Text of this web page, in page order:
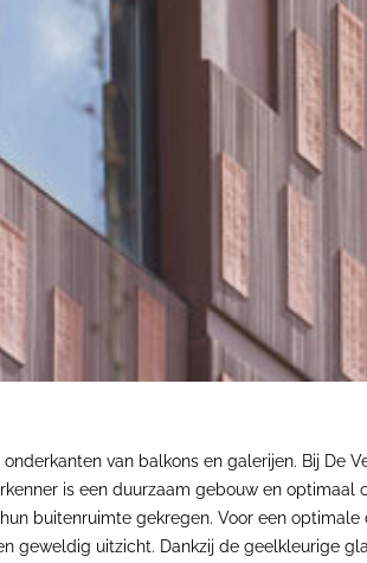
van balkons en galerijen. Bij De
is een duurzaam gebouw en
buitenruimte gekregen. Voor een
geweldig uitzicht. Dankzij de geelkleurige